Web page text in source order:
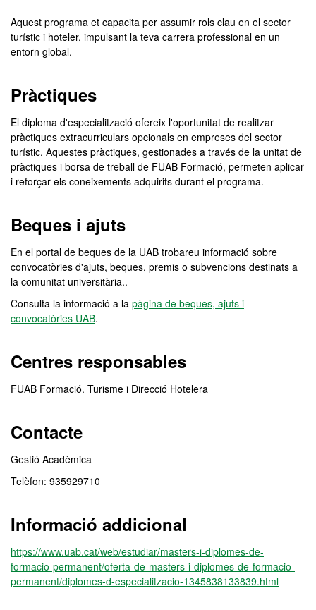
Aquest programa et capacita per assumir rols clau en el sector
turístic i hoteler, impulsant la teva carrera professional en un
entorn global.
Pràctiques
El diploma d'especialització ofereix l'oportunitat de realitzar
pràctiques extracurriculars opcionals en empreses del sector
turístic. Aquestes pràctiques, gestionades a través de la unitat de
pràctiques i borsa de treball de FUAB Formació, permeten aplicar
i reforçar els coneixements adquirits durant el programa.
Beques i ajuts
En el portal de beques de la UAB trobareu informació sobre
convocatòries d'ajuts, beques, premis o subvencions destinats a
la comunitat universitària..
Consulta la informació a la pàgina de beques, ajuts i
convocatòries UAB.
Centres responsables
FUAB Formació. Turisme i Direcció Hotelera
Contacte
Gestió Acadèmica
Telèfon: 935929710
Informació addicional
https://www.uab.cat/web/estudiar/masters-i-diplomes-de-
formacio-permanent/oferta-de-masters-i-diplomes-de-formacio-
permanent/diplomes-d-especialitzacio-1345838133839.html